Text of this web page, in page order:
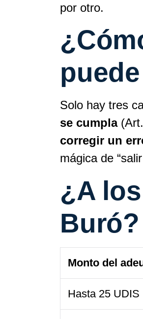
por otro.
Solo hay tres
se cumpla
corregir un
mágica de
¿A
Monto del
Hasta 25 UDIS